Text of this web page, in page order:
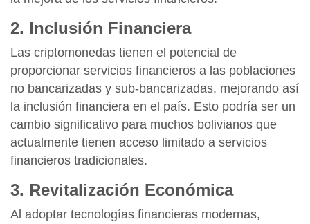
2. Inclusión Financiera
Las criptomonedas tienen el potencial de
proporcionar servicios financieros a las poblaciones
no bancarizadas y sub-bancarizadas, mejorando así
la inclusión financiera en el país. Esto podría ser un
cambio significativo para muchos bolivianos que
actualmente tienen acceso limitado a servicios
financieros tradicionales.
3. Revitalización Económica
Al adoptar tecnologías financieras modernas,